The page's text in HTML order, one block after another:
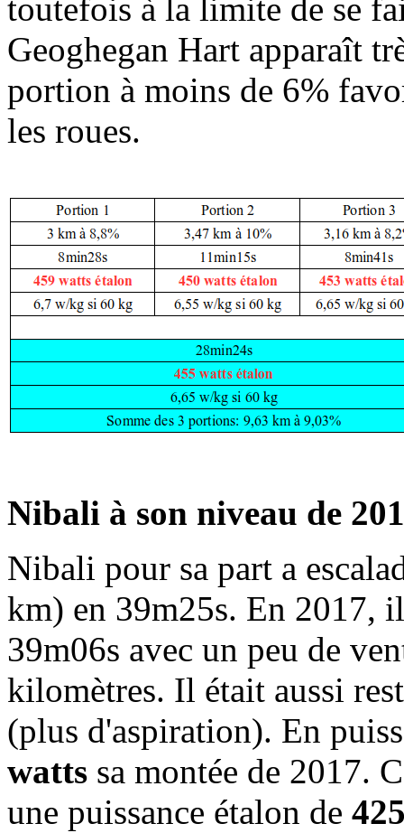
toutefois à la limite de se
Geoghegan Hart apparaît
portion à moins de 6%
les roues.
Nibali à son niveau de
Nibali pour sa part a
km) en 39m25s. En 2017,
39m06s avec un peu de
kilomètres. Il était aussi
(plus d'aspiration). En
watts sa montée de 2017.
une puissance étalon de